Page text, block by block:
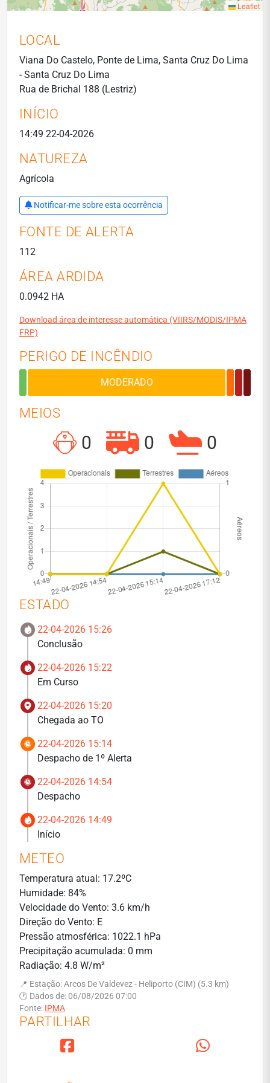
Leaflet
LOCAL
Viana Do Castelo, Ponte de Lima, Santa Cruz Do Lima
- Santa Cruz Do Lima
Rua de Brichal 188 (Lestriz)
INÍCIO
14:49 22-04-2026
NATUREZA
Agrícola
Notificar-me sobre esta ocorrência
FONTE DE ALERTA
112
ÁREA ARDIDA
0.0942 HA
Download área de interesse automática (VIIRS/MODIS/IPMA
FRP)
PERIGO DE INCÊNDIO
MEIOS
0 0 0
ESTADO
22-04-2026 15:26
Conclusão
22-04-2026 15:22
Em Curso
22-04-2026 15:20
Chegada ao TO
22-04-2026 15:14
Despacho de 1º Alerta
22-04-2026 14:54
Despacho
22-04-2026 14:49
Início
METEO
Temperatura atual: 17.2ºC
Humidade: 84%
Velocidade do Vento: 3.6 km/h
Direção do Vento: E
Pressão atmosférica: 1022.1 hPa
Precipitação acumulada: 0 mm
Radiação: 4.8 W/m²
📍 Estação: Arcos De Valdevez - Heliporto (CIM) (5.3 km)
🕐 Dados de: 06/08/2026 07:00
Fonte: IPMA
PARTILHAR